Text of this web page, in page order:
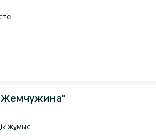
"Жемчужина"
жұмыс